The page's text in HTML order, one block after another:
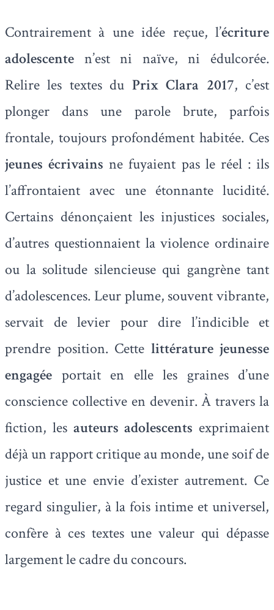
Contrairement à une idée reçue, l’écriture
adolescente n’est ni naïve, ni édulcorée.
Relire les textes du Prix Clara 2017, c’est
plonger dans une parole brute, parfois
frontale, toujours profondément habitée. Ces
jeunes écrivains ne fuyaient pas le réel : ils
l’affrontaient avec une étonnante lucidité.
Certains dénonçaient les injustices sociales,
d’autres questionnaient la violence ordinaire
ou la solitude silencieuse qui gangrène tant
d’adolescences. Leur plume, souvent vibrante,
servait de levier pour dire l’indicible et
prendre position. Cette littérature jeunesse
engagée portait en elle les graines d’une
conscience collective en devenir. À travers la
fiction, les auteurs adolescents exprimaient
déjà un rapport critique au monde, une soif de
justice et une envie d’exister autrement. Ce
regard singulier, à la fois intime et universel,
confère à ces textes une valeur qui dépasse
largement le cadre du concours.